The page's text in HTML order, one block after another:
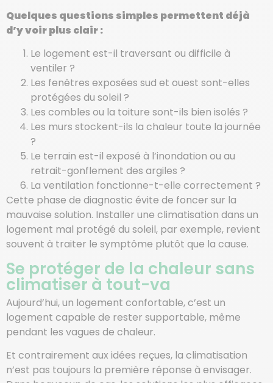
Quelques questions simples permettent déjà
d’y voir plus clair :
Le logement est-il traversant ou difficile à
ventiler ?
Les fenêtres exposées sud et ouest sont-elles
protégées du soleil ?
Les combles ou la toiture sont-ils bien isolés ?
Les murs stockent-ils la chaleur toute la journée
?
Le terrain est-il exposé à l’inondation ou au
retrait-gonflement des argiles ?
La ventilation fonctionne-t-elle correctement ?
Cette phase de diagnostic évite de foncer sur la
mauvaise solution. Installer une climatisation dans un
logement mal protégé du soleil, par exemple, revient
souvent à traiter le symptôme plutôt que la cause.
Se protéger de la chaleur sans
climatiser à tout-va
Aujourd’hui, un logement confortable, c’est un
logement capable de rester supportable, même
pendant les vagues de chaleur.
Et contrairement aux idées reçues, la climatisation
n’est pas toujours la première réponse à envisager.